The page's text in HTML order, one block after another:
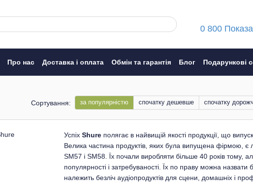
0 800
Про нас Доставка і оплата Обмін та гарантія Блог Подарункові
Сортування: за популярністю спочатку дешевше cпочатку
Успіх Shure полягає в найвищій якості продукції, що
Велика частина продуктів, яких була випущена фірмою,
SM57 і SM58. Їх почали виробляти більше 40 років тому,
популярності і затребуваності. Їх по праву можна
належить безліч аудіопродуктів для сцени, домашніх і